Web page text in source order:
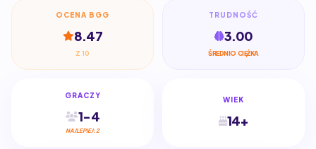
OCENA BGG
8.47
Z 10
TRUDNOŚĆ
3.00
ŚREDNIO CIĘŻKA
GRACZY
1-4
NAJLEPIEJ: 2
WIEK
14+